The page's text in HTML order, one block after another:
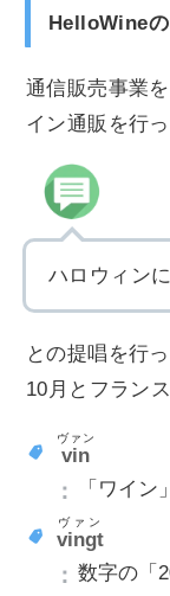
HelloWineの
通信販売事業
イン通販を行
ハロウィン
との提唱を行
10月とフラン
vin
ヴァン
「ワイン
vingt
ヴァン
数字の「